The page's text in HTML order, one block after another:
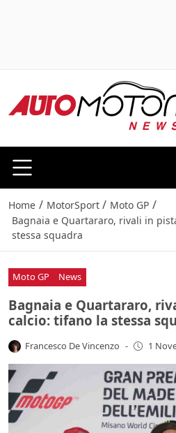
Home / MotorSport / Moto GP /
Bagnaia e Quartararo, rivali in
stessa squadra
Moto GP News
Bagnaia e Quartararo,
calcio: tifano la stessa
Francesco De Vincenzo - 1